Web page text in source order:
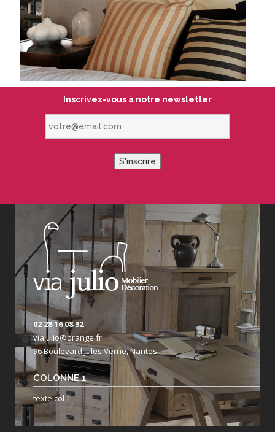
Inscrivez-vous à notre newsletter
S'inscrire
02 28 16 08 32
viajulio@orange.fr
96 Boulevard Jules Verne, Nantes
COLONNE 1
texte col 1